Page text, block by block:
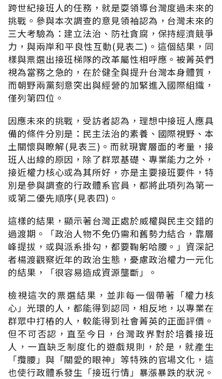
跨世紀接班人的任務，就是耍領導台灣度過未來的
挑戰。參與本次調查的意見領袖認為，台灣未來的
三大考驗為：建立法治、防社貪腐，保持經濟競爭
力，與兩岸和平良性互動(見表二)。這個結果，同
樣與票選出接班梯隊的改革屬性相呼應。被菁英們
視為當務之急的，在於健全與提升台灣本身體質，
而朝野兩黨刻意突出與經營的加緊進入國際組織，
僅列第四位。
因應未來的挑戰，受訪者認為，理想中接班人應具
備的條件分別是：民主法治的素養、國際視野、本
土關懷與瞭解(見表三)。而就現實層面的考量，接
班人出線的原因，除了群眾基礎、專業能力之外，
接近權力核心或為其所好，亦是主要接班要件，特
別是參與調查的行政體系官員，都將此項列為第一
或第二優先順序(見表四)。
這樣的結果，顯示著台灣正處於威權與民主交錯的
過渡期。「政治人物不免仍需和舊勢力結合，靠層
峰提拔，或與派系掛勾，都要鞠躬哈腰。」資深記
者楊渡觀察近年的政治生態，憂慮政治權力一元化
的結果，「很容易造成資源壟斷」。
檢視這次的票選結果，並非每一個帶著「權力核
心」光環的人，都能得到認同，相反地，以專業在
群眾中打樁的人，較能得到社會菁英的正面評價。
但不可否認，直至今日，台灣政界對於培養接班
人，一直缺乏制度化的遊戲規則，於是，就產生
「攬腰」與「關愛的眼神」等特殊的官場文化，這
也使行政體系發生「接班行情」暴漲暴跌的狀況。